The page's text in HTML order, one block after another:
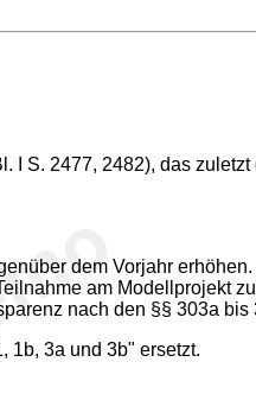
I S. 2477, 2482), das
dem Vorjahr
am Modellprojekt
nach den §§ 303a bis
1b, 3a und 3b" ersetzt.